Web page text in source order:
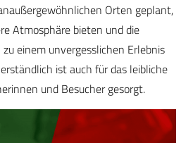
Orten geplant,
Atmosphäre bieten und die
einem unvergesslichen Erlebnis
ist auch für das leibliche
und Besucher gesorgt.